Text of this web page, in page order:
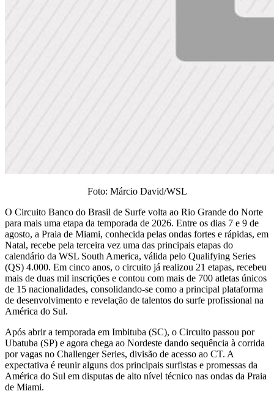
Foto: Márcio David/WSL
O Circuito Banco do Brasil de Surfe volta ao Rio Grande do Norte
para mais uma etapa da temporada de 2026. Entre os dias 7 e 9 de
agosto, a Praia de Miami, conhecida pelas ondas fortes e rápidas, em
Natal, recebe pela terceira vez uma das principais etapas do
calendário da WSL South America, válida pelo Qualifying Series
(QS) 4.000. Em cinco anos, o circuito já realizou 21 etapas, recebeu
mais de duas mil inscrições e contou com mais de 700 atletas únicos
de 15 nacionalidades, consolidando-se como a principal plataforma
de desenvolvimento e revelação de talentos do surfe profissional na
América do Sul.
Após abrir a temporada em Imbituba (SC), o Circuito passou por
Ubatuba (SP) e agora chega ao Nordeste dando sequência à corrida
por vagas no Challenger Series, divisão de acesso ao CT. A
expectativa é reunir alguns dos principais surfistas e promessas da
América do Sul em disputas de alto nível técnico nas ondas da Praia
de Miami.